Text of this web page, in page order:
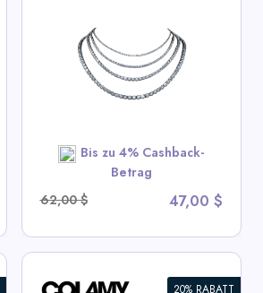
Bis zu 4% Cashback-
Betrag
62,00 $
47,00 $
20% RABATT